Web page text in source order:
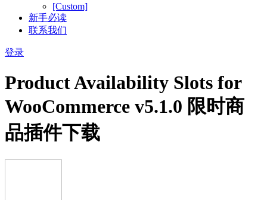
[Custom]
新手必读
联系我们
登录
Product Availability Slots for
WooCommerce v5.1.0 限时商
品插件下载